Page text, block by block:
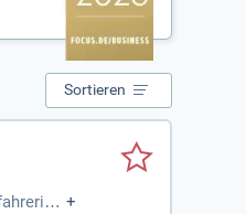
Sortieren
+